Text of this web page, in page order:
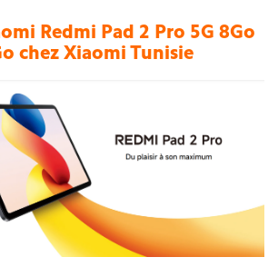
Redmi Pad 2 Pro 5G 8Go
chez Xiaomi Tunisie